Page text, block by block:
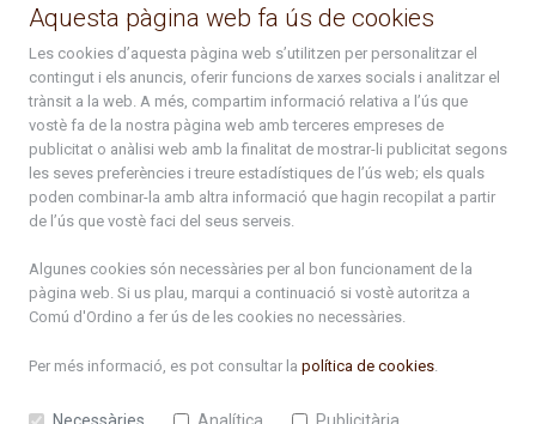
atenciociutadana@ordino.ad
+376 878 100
De Dl. a Dv. : de 8 a 16h (els divendres a partir de l'1 de juny
fins al divendres de la setmana de Meritxell : de 8 a 14h)
Subscriu-te
Aquesta pàgina web fa ús de cookies
Les cookies d’aquesta pàgina web s’utilitzen per personalitzar el
contingut i els anuncis, oferir funcions de xarxes socials i analitzar el
trànsit a la web. A més, compartim informació relativa a l’ús que
vostè fa de la nostra pàgina web amb terceres empreses de
publicitat o anàlisi web amb la finalitat de mostrar-li publicitat segons
les seves preferències i treure estadístiques de l’ús web; els quals
poden combinar-la amb altra informació que hagin recopilat a partir
de l’ús que vostè faci del seus serveis.
Algunes cookies són necessàries per al bon funcionament de la
pàgina web. Si us plau, marqui a continuació si vostè autoritza a
Comú d'Ordino a fer ús de les cookies no necessàries.
Per més informació, es pot consultar la política de cookies.